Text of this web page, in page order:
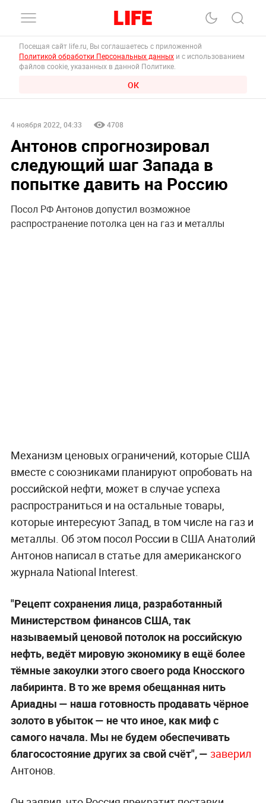
Посещая сайт life.ru, Вы соглашаетесь с приложенной
Политикой обработки Персональных данных и с использованием
файлов cookie, указанных в данной Политике.
ОК
4 ноября 2022, 04:33 4708
Антонов спрогнозировал
следующий шаг Запада в
попытке давить на Россию
Посол РФ Антонов допустил возможное
распространение потолка цен на газ и металлы
Механизм ценовых ограничений, которые США
вместе с союзниками планируют опробовать на
российской нефти, может в случае успеха
распространиться и на остальные товары,
которые интересуют Запад, в том числе на газ и
металлы. Об этом посол России в США Анатолий
Антонов написал в статье для американского
журнала National Interest.
"Рецепт сохранения лица, разработанный
Министерством финансов США, так
называемый ценовой потолок на российскую
нефть, ведёт мировую экономику в ещё более
тёмные закоулки этого своего рода Кносского
лабиринта. В то же время обещанная нить
Ариадны — наша готовность продавать чёрное
золото в убыток — не что иное, как миф с
самого начала. Мы не будем обеспечивать
благосостояние других за свой счёт", — заверил
Антонов.